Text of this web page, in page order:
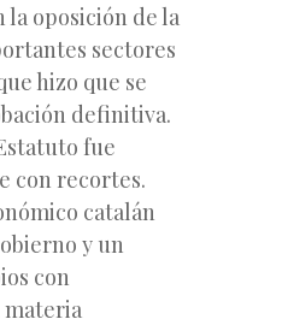
la oposición de la
sectores
hizo que se
definitiva.
fue
con recortes.
catalán
y un
con
materia